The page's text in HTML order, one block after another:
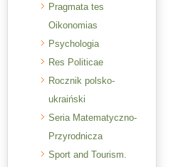
Pragmata tes
Oikonomias
Psychologia
Res Politicae
Rocznik polsko-
ukraiński
Seria Matematyczno-
Przyrodnicza
Sport and Tourism.